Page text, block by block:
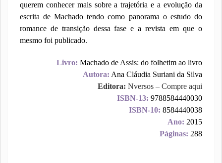
querem conhecer mais sobre a trajetória e a evolução da
escrita de Machado tendo como panorama o estudo do
romance de transição dessa fase e a revista em que o
mesmo foi publicado.
Livro: Machado de Assis: do folhetim ao livro
Autora: Ana Cláudia Suriani da Silva
Editora: Nversos – Compre aqui
ISBN-13: 9788584440030
ISBN-10: 8584440038
Ano: 2015
Páginas: 288